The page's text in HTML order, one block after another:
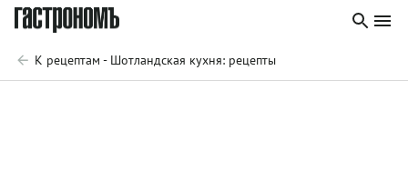
К рецептам - Шотландская кухня: рецепты